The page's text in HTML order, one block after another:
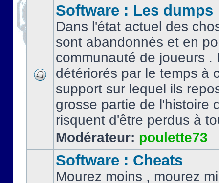
Software : Les dumps
Dans l'état actuel des
sont abandonnés et en
communauté de joueurs .
détériorés par le temps à
support sur lequel ils
grosse partie de l'histoire
risquent d'être perdus à
Modérateur: poulette73
Software : Cheats
Mourez moins , mourez